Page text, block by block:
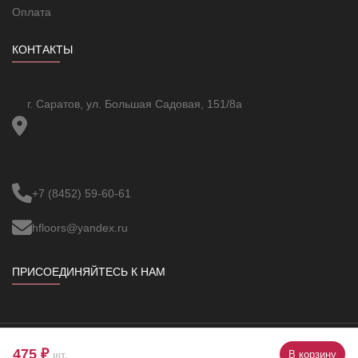
475 ₽ шт. В корзину
Оплата
КОНТАКТЫ
г. Саратов, ул. Большая Садовая, 151/8а
+7 (8452) 59-60-61
hfloors@yandex.ru
ПРИСОЕДИНЯЙТЕСЬ К НАМ
Copyright © All Rights Reserved.